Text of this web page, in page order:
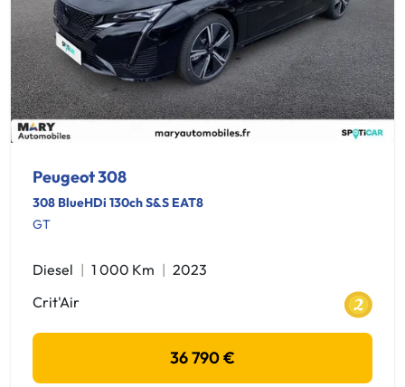
Peugeot 308
308 BlueHDi 130ch S&S EAT8
GT
Diesel 1 000 Km
2023
Crit'Air
36 790 €